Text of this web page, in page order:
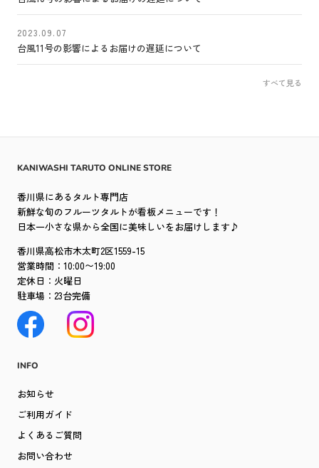
2023.09.07
台風11号の影響によるお届けの遅延について
すべて見る
KANIWASHI TARUTO ONLINE STORE
香川県にあるタルト専門店
新鮮な旬のフルーツタルトが看板メニューです！
日本一小さな県から全国に美味しいをお届けします♪
香川県高松市木太町2区1559-15
営業時間：10:00〜19:00
定休日：火曜日
駐車場：23台完備
INFO
お知らせ
ご利用ガイド
よくあるご質問
お問い合わせ